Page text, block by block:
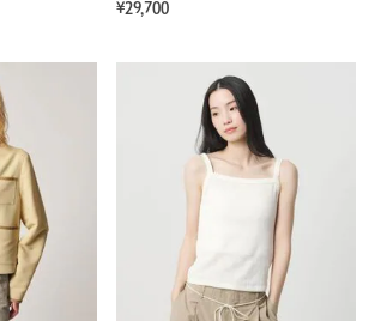
¥29,700